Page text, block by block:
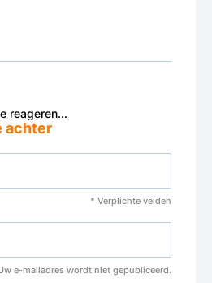
reageren...
achter
* Verplichte velden
e-mailadres wordt niet gepubliceerd.